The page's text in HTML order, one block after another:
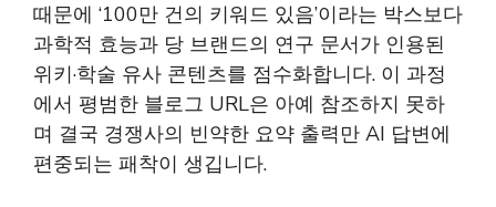
때문에 ‘100만 건의 키워드 있음’이라는 박스보다
과학적 효능과 당 브랜드의 연구 문서가 인용된
위키·학술 유사 콘텐츠를 점수화합니다. 이 과정
에서 평범한 블로그 URL은 아예 참조하지 못하
며 결국 경쟁사의 빈약한 요약 출력만 AI 답변에
편중되는 패착이 생깁니다.